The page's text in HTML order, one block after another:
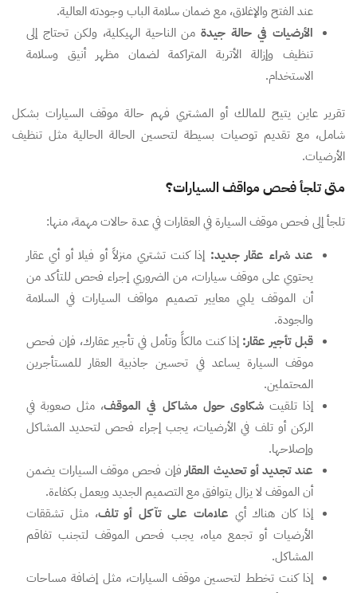
عند الفتح والإغلاق، مع ضمان سلامة الباب وجودته العالية.
الأرضيات في حالة جيدةمن الناحية الهيكلية، ولكن تحتاج إلى
تنظيف وإزالة الأتربة المتراكمة لضمان مظهر أنيق وسلامة
الاستخدام.
تقرير عاين يتيح للمالك أو المشتري فهم حالة موقف السيارات بشكل
شامل، مع تقديم توصيات بسيطة لتحسين الحالة الحالية مثل تنظيف
الأرضيات.
متى تلجأ فحص مواقف السيارات؟
تلجأ إلى فحص موقف السيارة في العقارات في عدة حالات مهمة، منها:
عند شراء عقار جديد: إذا كنت تشتري منزلاً أو فيلا أو أي عقار
يحتوي على موقف سيارات، من الضروري إجراء فحص للتأكد من
أن الموقف يلبي معايير تصميم مواقف السيارات في السلامة
والجودة.
قبل تأجير عقار: إذا كنت مالكاً وتأمل في تأجير عقارك، فإن فحص
موقف السيارة يساعد في تحسين جاذبية العقار للمستأجرين
المحتملين.
إذا تلقيتشكاوى حول مشاكل في الموقف، مثل صعوبة في
الركن أو تلف في الأرضيات، يجب إجراء فحص لتحديد المشاكل
وإصلاحها.
عند تجديد أو تحديث العقار فإن فحص موقف السيارات يضمن
أن الموقف لا يزال يتوافق مع التصميم الجديد ويعمل بكفاءة.
إذا كان هناك أي علامات على تآكل أو تلف، مثل تشققات
الأرضيات أو تجمع مياه، يجب فحص الموقف لتجنب تفاقم
المشاكل.
إذا كنت تخطط لتحسين موقف السيارات، مثل إضافة مساحات